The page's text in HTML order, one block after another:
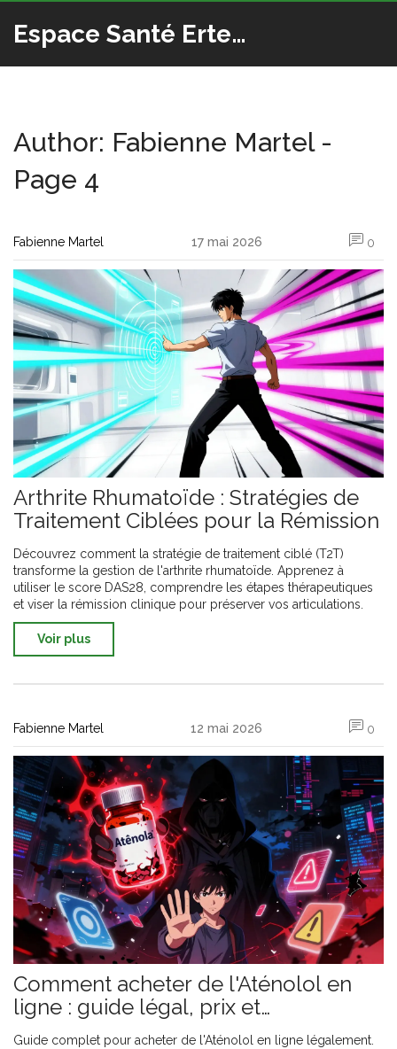
Espace Santé Ertedis
Author: Fabienne Martel -
Page 4
Fabienne Martel 17 mai 2026 0
Arthrite Rhumatoïde : Stratégies de
Traitement Ciblées pour la Rémission
Découvrez comment la stratégie de traitement ciblé (T2T)
transforme la gestion de l'arthrite rhumatoïde. Apprenez à
utiliser le score DAS28, comprendre les étapes thérapeutiques
et viser la rémission clinique pour préserver vos articulations.
Voir plus
Fabienne Martel 12 mai 2026 0
Comment acheter de l'Aténolol en
ligne : guide légal, prix et
téléconsultation
Guide complet pour acheter de l'Aténolol en ligne légalement.